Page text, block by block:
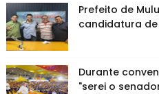
Prefeito de
candidatura de
Durante
"serei o